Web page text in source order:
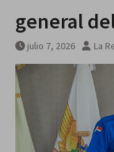
general
julio 7, 2026 La